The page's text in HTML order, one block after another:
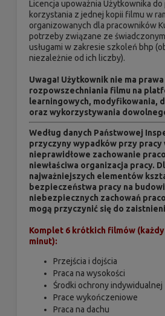
Licencja upoważnia Użytkownika
korzystania z jednej kopii filmu w
organizowanych dla pracowników
potrzeby związane ze
usługami w zakresie szkoleń bhp
niezależnie od ich liczby).
Uwaga! Użytkownik nie ma
rozpowszechniania filmu na
learningowych, modyfikowania,
oraz wykorzystywania
Według danych Państwowej
przyczyny wypadków przy
nieprawidłowe zachowanie
niewłaściwa organizacja pracy.
najważniejszych elementów
bezpieczeństwa pracy na
niebezpiecznych zachowań
mogą przyczynić się do
Komplet 6 krótkich filmów
minut):
Przejścia i dojścia
Praca na wysokości
Środki ochrony indywidualnej
Prace wykończeniowe
Praca na dachu